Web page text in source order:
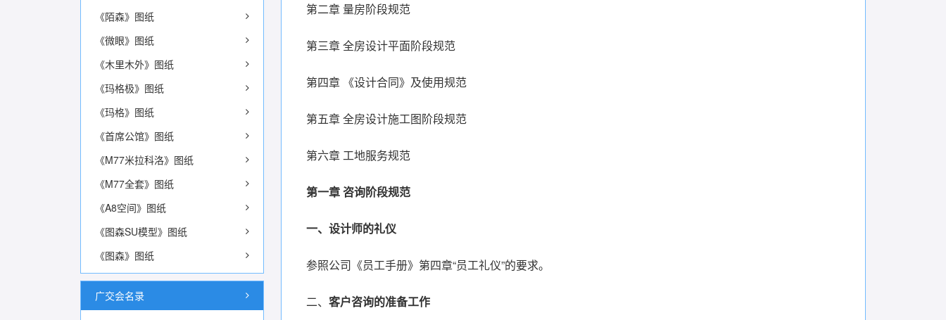
《陌森》图纸
《微眼》图纸
《木里木外》图纸
《玛格极》图纸
《玛格》图纸
《首席公馆》图纸
《M77米拉科洛》图纸
《M77全套》图纸
《A8空间》图纸
《图森SU模型》图纸
《图森》图纸
广交会名录
第二章 量房阶段规范
第三章 全房设计平面阶段规范
第四章 《设计合同》及使用规范
第五章 全房设计施工图阶段规范
第六章 工地服务规范
第一章 咨询阶段规范
一、设计师的礼仪
参照公司《员工手册》第四章“员工礼仪”的要求。
二、 客户咨询的准备工作